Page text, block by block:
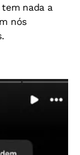
nada a
nós